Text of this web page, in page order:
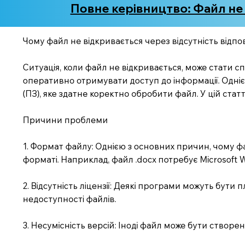
Повне керівництво: Файл не
Чому файл не відкривається через відсутність
Ситуація, коли файл не відкривається, може
оперативно отримувати доступ до інформації.
(ПЗ), яке здатне коректно обробити файл. У цій
Причини проблеми
1. Формат файлу: Однією з основних причин, чому
форматі. Наприклад, файл .docx потребує Microsoft
2. Відсутність ліцензії: Деякі програми можуть
недоступності файлів.
3. Несумісність версій: Іноді файл може бути